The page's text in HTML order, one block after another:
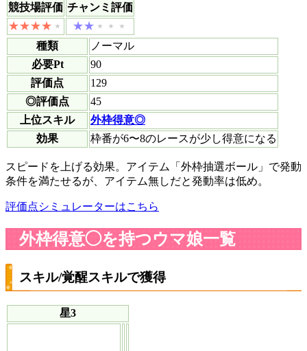
競技場評価 チャンミ評価
種類
ノーマル
必要Pt
90
評価点
129
◎評価点
45
上位スキル
外枠得意◎
効果
枠番が6〜8のレースが少し得意になる
スピードを上げる効果。アイテム「外枠抽選ボール」で発動
条件を満たせるが、アイテム無しだと発動率は低め。
評価点シミュレーターはこちら
外枠得意◯を持つウマ娘一覧
スキル/覚醒スキルで獲得
星3